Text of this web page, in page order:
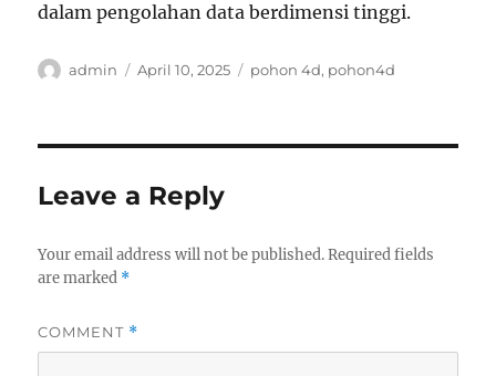
dalam pengolahan data berdimensi tinggi.
Author
admin
Posted
April 10, 2025 Tags
pohon 4d, pohon4d
Leave a Reply
Your email address will not be published. Required fields
are marked *
COMMENT *